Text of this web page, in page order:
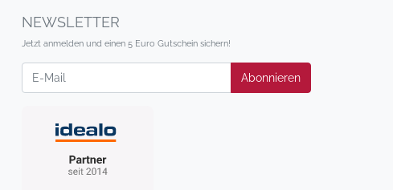
NEWSLETTER
Jetzt anmelden und einen 5 Euro Gutschein sichern!
Newsletter
Abonnieren